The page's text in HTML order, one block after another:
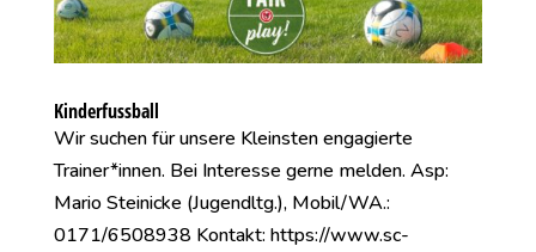
Kinderfussball
Wir suchen für unsere Kleinsten engagierte
Trainer*innen. Bei Interesse gerne melden. Asp:
Mario Steinicke (Jugendltg.), Mobil/WA.:
0171/6508938 Kontakt: https://www.sc-